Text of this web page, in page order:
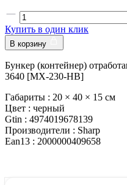
Купить в один клик
В корзину
Бункер (контейнер)
3640 [MX-230-HB]
Габариты : 20 × 40 × 15 см
Цвет : черный
Gtin : 4974019678139
Производители : Sharp
Ean13 : 2000000409658